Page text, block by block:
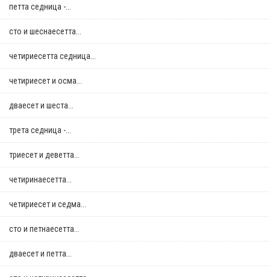
петта седница -...
сто и шеснаесетта...
четириесетта седница...
четириесет и осма...
дваесет и шеста...
трета седница -...
триесет и деветта...
четиринаесетта...
четириесет и седма...
сто и петнаесетта...
дваесет и петта...